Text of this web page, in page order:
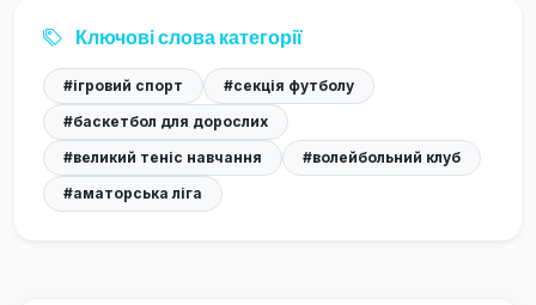
Ключові слова категорії
#ігровий спорт
#секція футболу
#баскетбол для дорослих
#великий теніс навчання
#волейбольний клуб
#аматорська ліга